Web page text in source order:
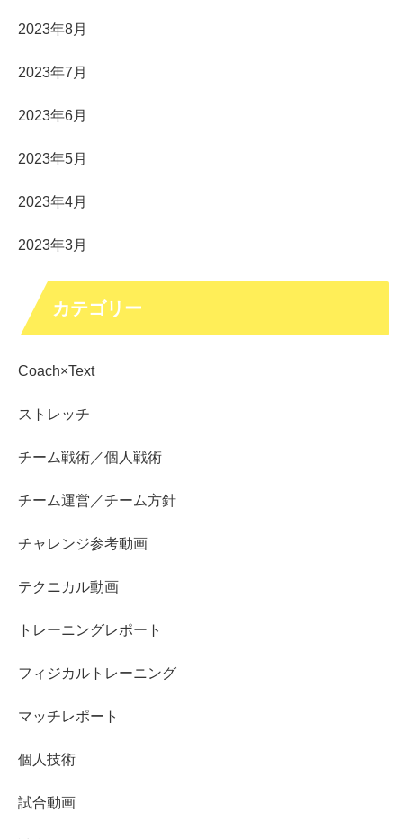
2023年8月
2023年7月
2023年6月
2023年5月
2023年4月
2023年3月
カテゴリー
Coach×Text
ストレッチ
チーム戦術／個人戦術
チーム運営／チーム方針
チャレンジ参考動画
テクニカル動画
トレーニングレポート
フィジカルトレーニング
マッチレポート
個人技術
試合動画